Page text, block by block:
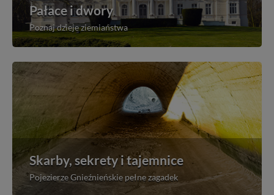
Pałace i dwory
Poznaj dzieje ziemiaństwa
Skarby, sekrety i tajemnice
Pojezierze Gnieźnieńskie pełne zagadek